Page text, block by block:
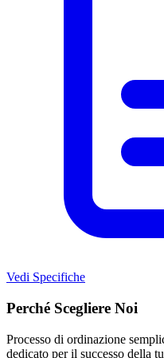
Vedi Specifiche
Perché Scegliere Noi
Processo di ordinazione
dedicato per il successo della